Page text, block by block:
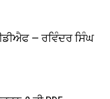
— ਰਵਿੰਦਰ ਸਿੰਘ